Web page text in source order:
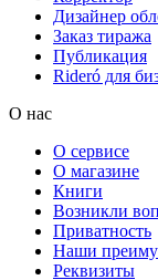
Дизайнер
Заказ тиража
Публикация
Rideró для
О нас
О сервисе
О магазине
Книги
Возникли
Приватность
Наши
Реквизиты